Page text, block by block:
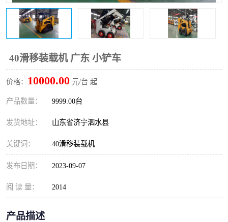
40滑移装载机 广东 小铲车
价格： 10000.00 元/台 起
产品数量： 9999.00台
发货地址： 山东省济宁泗水县
关键词： 40滑移装载机
发布日期： 2023-09-07
阅 读 量： 2014
产品描述
枕木机 滑移装载机
清扫器 割草机
挖树机
滚筒筛
挖掘机破碎斗